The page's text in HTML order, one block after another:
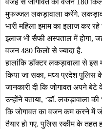
वजह से जोगावत का वजन 180
मुफज्जल लकड़ावाला करेंगे.
भारी महिला इमाम का इलाज कर
इलाज भी सैफी अस्पताल में होगा,
वजन 480 किलो से ज्यादा है.
हालांकि डॉक्टर लकड़ावाला से इस
किया जा सका, मध्य प्रदेश पुलिस
जानकारी दी कि जोगावत अपने
उन्होंने बताया, ‘डॉ. लकड़ावाला
कि जोगावत का वजन कम करने में
तैयार हो गए. पुलिस स्कीम के तहत